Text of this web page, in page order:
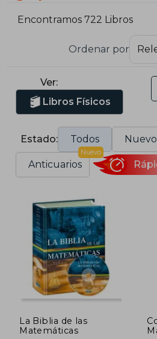
Encontramos 722 Libros
Ordenar por
Ver:
Libros Físicos
Estado: Todos
Anticuarios
Nuevo
La Biblia de las
Matemáticas